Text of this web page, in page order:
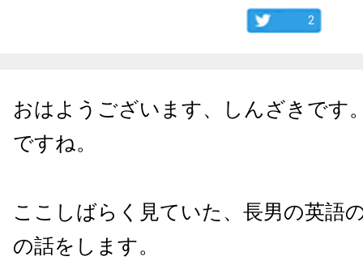
2
おはようございます、しんざきです
ですね。
ここしばらく見ていた、長男の英語
の話をします。